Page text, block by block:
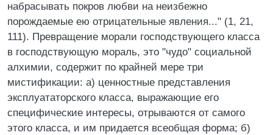
набрасывать покров любви на неизбежно
порождаемые ею отрицательные явления..." (1, 21,
111). Превращение морали господствующего класса
в господствующую мораль, это "чудо" социальной
алхимии, содержит по крайней мере три
мистификации: а) ценностные представления
эксплуататорского класса, выражающие его
специфические интересы, отрываются от самого
этого класса, и им придается всеобщая форма; б)